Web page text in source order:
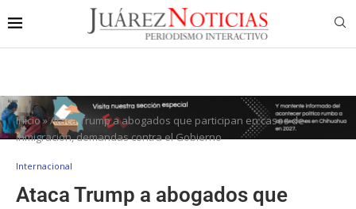
Inicio»Ataca Trump a abogados que participan en casos de
inmigración, demandas contra el Gobierno
Internacional
Ataca Trump a abogados que